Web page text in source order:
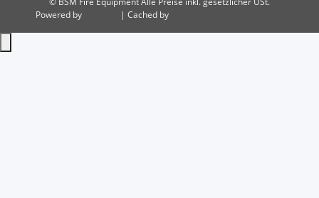
Powered by
| Cached by